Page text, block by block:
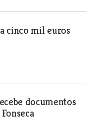
cinco mil euros
documentos